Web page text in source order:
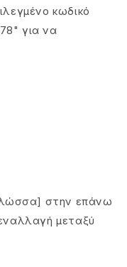
κωδικό
για να
στην επάνω
μεταξύ